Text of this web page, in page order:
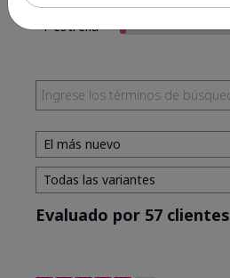
1 estrella
Evaluado por 57 clientes